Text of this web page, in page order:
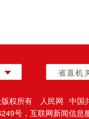
省直机
版权所有 人民网 中国
号， 互联网新闻信息